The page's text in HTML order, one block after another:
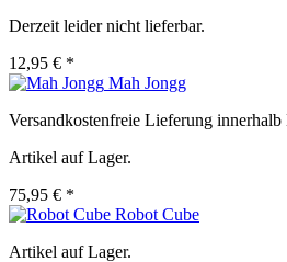
Derzeit leider nicht lieferbar.
12,95 € *
Mah Jongg
Versandkostenfreie Lieferung innerhalb
Artikel auf Lager.
75,95 € *
Robot Cube
Artikel auf Lager.